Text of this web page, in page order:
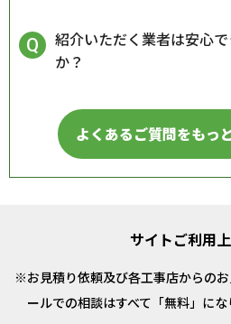
紹介いただく業者は安心
か？
よくあるご質問をもっ
サイトご利用
お見積り依頼及び各工事店からの
ールでの相談はすべて「無料」にな